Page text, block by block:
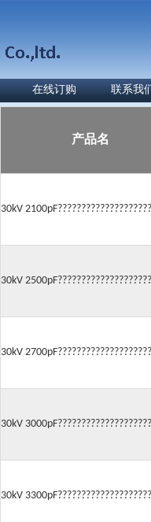
在线订购 联系我
产品名
30kV
30kV
30kV
30kV
30kV